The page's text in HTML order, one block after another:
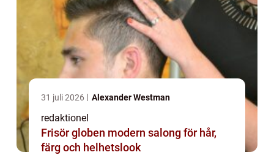
31 juli 2026 Alexander Westman
redaktionel
Frisör globen modern salong för hår,
färg och helhetslook